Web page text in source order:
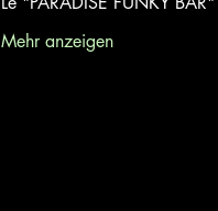
Mehr anzeigen